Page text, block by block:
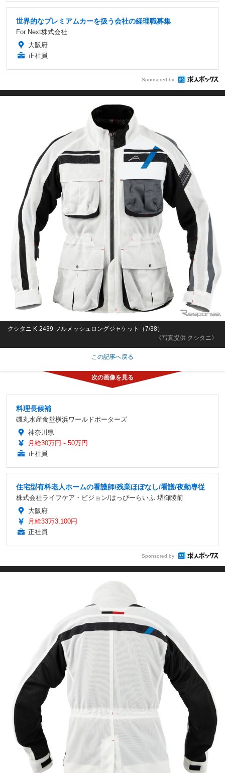
世界的なプレミアムカーを扱う会社の経理職募集
For Next株式会社
大阪府
正社員
Sponsored by
《写真提供 クシタニ》
クシタニ K-2439 フルメッシュロングジャケット（7/38）
この記事へ戻る
料理長候補
磯丸水産食堂横浜ワールドポーターズ
神奈川県
月給30万円～50万円
正社員
住宅型有料老人ホームの看護師/残業ほぼなし/看護/夜勤専従
株式会社ライフケア・ビジョン/はっぴーらいふ 堺御陵前
大阪府
月給33万3,100円
正社員
Sponsored by